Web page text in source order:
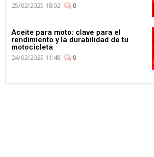
25/02/2025 18:02
0
Aceite para moto: clave para el
rendimiento y la durabilidad de tu
motocicleta
24/02/2025 11:48
0